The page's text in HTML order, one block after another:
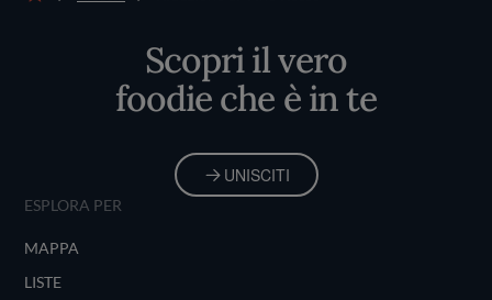
Scopri il vero
foodie che è in te
UNISCITI
ESPLORA PER
MAPPA
LISTE